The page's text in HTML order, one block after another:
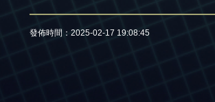
發佈時間：2025-02-17 19:08:45